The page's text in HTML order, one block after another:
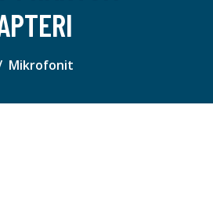
Mikrofonit